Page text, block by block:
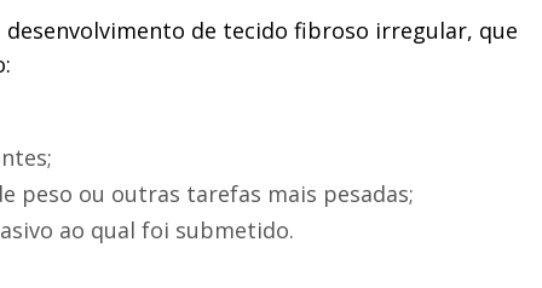
de tecido fibroso irregular, que
peso ou outras tarefas mais pesadas;
ao qual foi submetido.